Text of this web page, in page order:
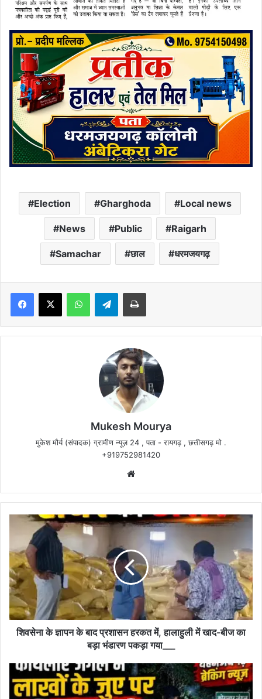
Election Gharghoda Local news
News Public Raigarh
Samachar छाल धरमजयगढ़
Facebook
X WhatsAppTelegramPrint
Mukesh Mourya
मुकेश मौर्य (संपादक) ग्रामीण न्यूज़ 24 , पता - रायगढ़ , छत्तीसगढ़ मो .
+919752981420
शिवसेना
के
बाद
प्रशासन
हरकत
में,
हालाहुली
का
बड़ा
भंडारण
शिवसेना के ज्ञापन के बाद प्रशासन हरकत में, हालाहुली में खाद-बीज का
बड़ा भंडारण पकड़ा गया___
धरमजयगढ़
के
कोयलार